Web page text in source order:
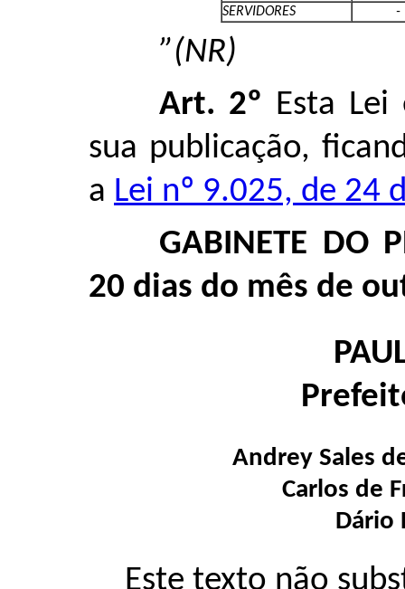
SERVIDORES
-
”(NR)
Art. 2º Esta
sua publicação,
a Lei nº 9.025, de 24
GABINETE DO
20 dias do mês de
Andrey Sales
Carlos de
Dário
Este texto não